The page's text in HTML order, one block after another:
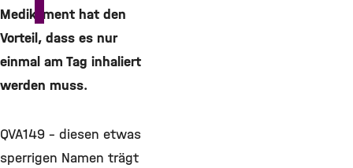
Medikament hat den
Vorteil, dass es nur
einmal am Tag inhaliert
werden muss.
QVA149 - diesen etwas
sperrigen Namen trägt